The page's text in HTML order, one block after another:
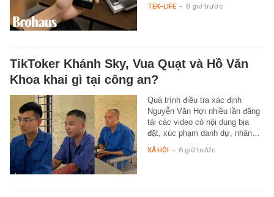
TEK-LIFE - 6 giờ trước
TikToker Khánh Sky, Vua Quạt và Hồ Văn
Khoa khai gì tại công an?
Quá trình điều tra xác định
Nguyễn Văn Hợi nhiều lần đăng
tải các video có nội dung bịa
đặt, xúc phạm danh dự, nhân…
XÃ HỘI - 6 giờ trước